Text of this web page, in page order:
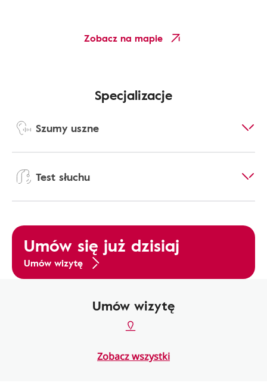
Zobacz na mapie
Specjalizacje
Szumy uszne
Test słuchu
Umów się już dzisiaj
Umów wizytę
Umów wizytę
Zobacz wszystki